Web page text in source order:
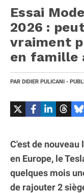
Essai
2026 :
vraiment
en famille
PAR DIDIER PULICANI -
C'est de nouveau
en Europe, le
quelques mois
de rajouter 2